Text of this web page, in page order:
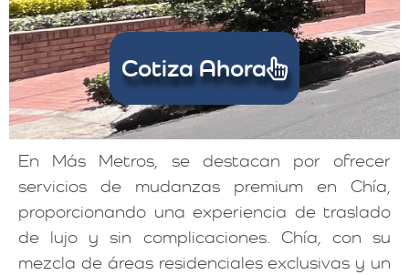
Cotiza Ahora
En Más Metros, se destacan por ofrecer
servicios de mudanzas premium en Chía,
proporcionando una experiencia de traslado
de lujo y sin complicaciones. Chía, con su
mezcla de áreas residenciales exclusivas y un